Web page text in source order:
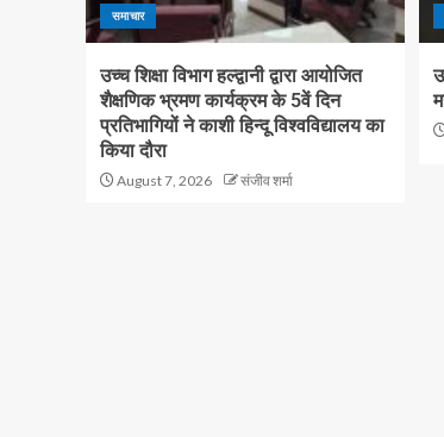
समाचार
उच्च शिक्षा विभाग हल्द्वानी द्वारा आयोजित
शैक्षणिक भ्रमण कार्यक्रम के 5वें दिन
प्रतिभागियों ने काशी हिन्दू विश्वविद्यालय का
किया दौरा
August 7, 2026 संजीव शर्मा